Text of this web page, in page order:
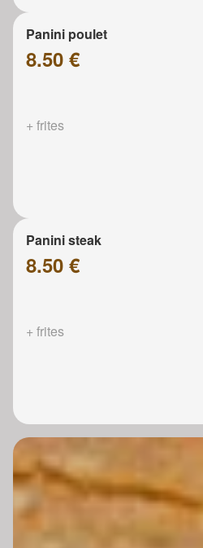
Panini poulet
8.50 €
+ frites
Panini steak
8.50 €
+ frites